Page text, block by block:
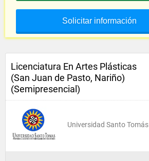
Solicitar información
Licenciatura En Artes Plásticas
(San Juan de Pasto, Nariño)
(Semipresencial)
Universidad Santo Tomás